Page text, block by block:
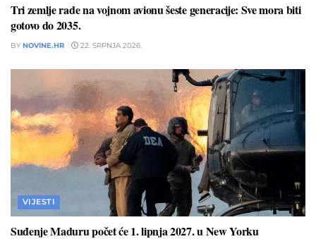
Tri zemlje rade na vojnom avionu šeste generacije: Sve mora biti
gotovo do 2035.
BY NOVINE.HR 22. SRPNJA 2026.
VIJESTI
Suđenje Maduru počet će 1. lipnja 2027. u New Yorku